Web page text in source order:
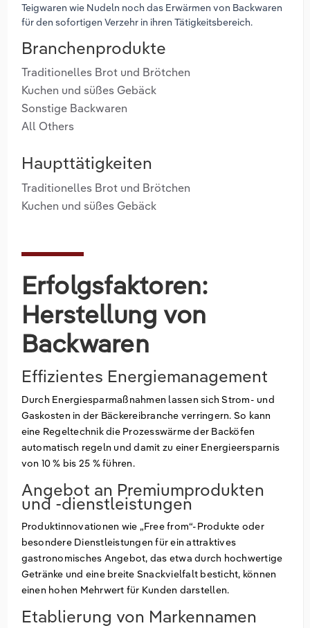
Teigwaren wie Nudeln noch das Erwärmen von Backwaren
für den sofortigen Verzehr in ihren Tätigkeitsbereich.
Branchenprodukte
Traditionelles Brot und Brötchen
Kuchen und süßes Gebäck
Sonstige Backwaren
All Others
Haupttätigkeiten
Traditionelles Brot und Brötchen
Kuchen und süßes Gebäck
Erfolgsfaktoren:
Herstellung von
Backwaren
Effizientes Energiemanagement
Durch Energiesparmaßnahmen lassen sich Strom- und
Gaskosten in der Bäckereibranche verringern. So kann
eine Regeltechnik die Prozesswärme der Backöfen
automatisch regeln und damit zu einer Energieersparnis
von 10 % bis 25 % führen.
Angebot an Premiumprodukten
und -dienstleistungen
Produktinnovationen wie „Free from“-Produkte oder
besondere Dienstleistungen für ein attraktives
gastronomisches Angebot, das etwa durch hochwertige
Getränke und eine breite Snackvielfalt besticht, können
einen hohen Mehrwert für Kunden darstellen.
Etablierung von Markennamen